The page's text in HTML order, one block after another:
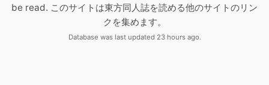
be read. このサイトは東方同人誌を読める他のサイトのリン
クを集めます。
Database was last updated 23 hours ago.